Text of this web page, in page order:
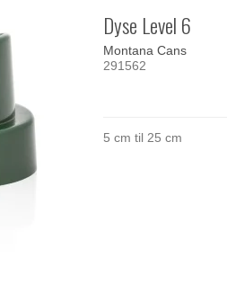
Dyse Level 6
Montana Cans
291562
5 cm til 25 cm